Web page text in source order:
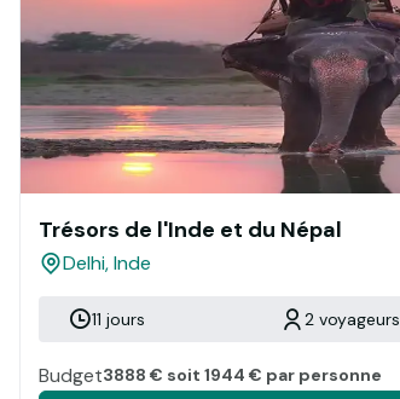
Trésors de l'Inde et du Népal
Delhi, Inde
11 jours 2 voyageurs
Budget3888 € soit 1944 € par personne